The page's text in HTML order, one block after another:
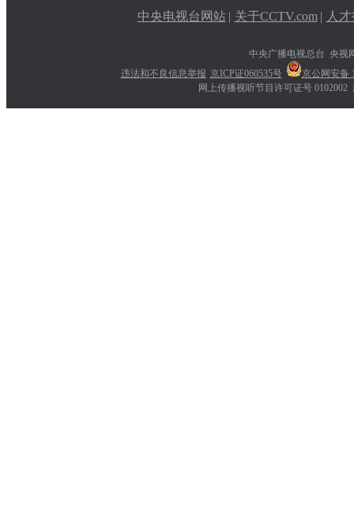
中央电视台网站 | 关于CCTV.com | 人
中央广播电视总台 央视
违法和不良信息举报 京ICP证060535号
京公网安备
网上传播视听节目许可证号 0102002